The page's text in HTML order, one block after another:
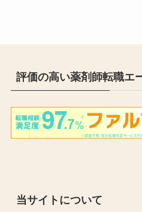
評価の高い薬剤師転職エ
当サイトについて